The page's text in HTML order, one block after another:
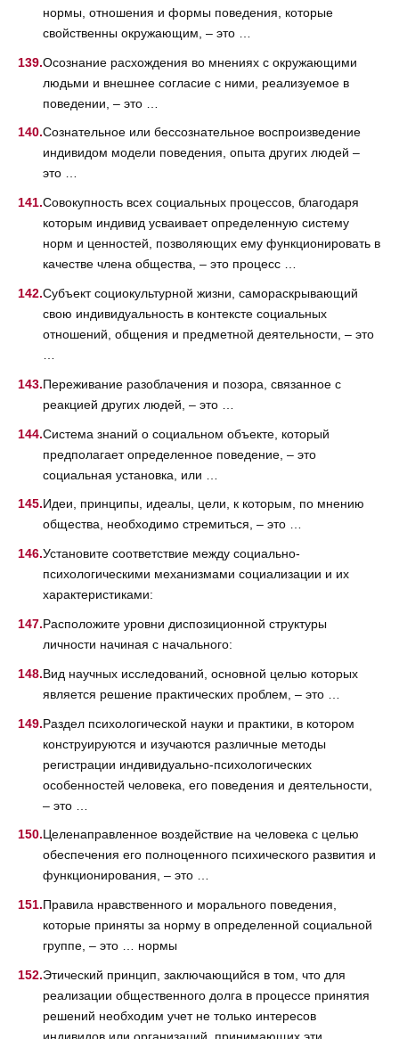
нормы, отношения и формы поведения, которые
свойственны окружающим, – это …
Осознание расхождения во мнениях с окружающими
людьми и внешнее согласие с ними, реализуемое в
поведении, – это …
Сознательное или бессознательное воспроизведение
индивидом модели поведения, опыта других людей –
это …
Совокупность всех социальных процессов, благодаря
которым индивид усваивает определенную систему
норм и ценностей, позволяющих ему функционировать в
качестве члена общества, – это процесс …
Субъект социокультурной жизни, самораскрывающий
свою индивидуальность в контексте социальных
отношений, общения и предметной деятельности, – это
Переживание разоблачения и позора, связанное с
реакцией других людей, – это …
Система знаний о социальном объекте, который
предполагает определенное поведение, – это
социальная установка, или …
Идеи, принципы, идеалы, цели, к которым, по мнению
общества, необходимо стремиться, – это …
Установите соответствие между социально-
психологическими механизмами социализации и их
характеристиками:
Расположите уровни диспозиционной структуры
личности начиная с начального:
Вид научных исследований, основной целью которых
является решение практических проблем, – это …
Раздел психологической науки и практики, в котором
конструируются и изучаются различные методы
регистрации индивидуально-психологических
особенностей человека, его поведения и деятельности,
– это …
Целенаправленное воздействие на человека с целью
обеспечения его полноценного психического развития и
функционирования, – это …
Правила нравственного и морального поведения,
которые приняты за норму в определенной социальной
группе, – это … нормы
Этический принцип, заключающийся в том, что для
реализации общественного долга в процессе принятия
решений необходим учет не только интересов